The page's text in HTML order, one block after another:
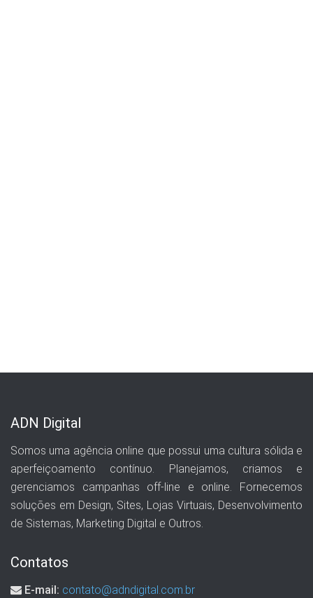
ADN Digital
Somos uma agência online que possui uma cultura sólida e
aperfeiçoamento contínuo. Planejamos, criamos e
gerenciamos campanhas off-line e online. Fornecemos
soluções em Design, Sites, Lojas Virtuais, Desenvolvimento
de Sistemas, Marketing Digital e Outros.
Contatos
E-mail: contato@adndigital.com.br